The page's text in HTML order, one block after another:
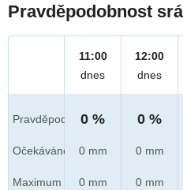
Pravděpodobnost
Pravděpod.
Očekáváno
Maximum
11:00
dnes
0 %
0 mm
0 mm
12:00
dnes
0 %
0 mm
0 mm